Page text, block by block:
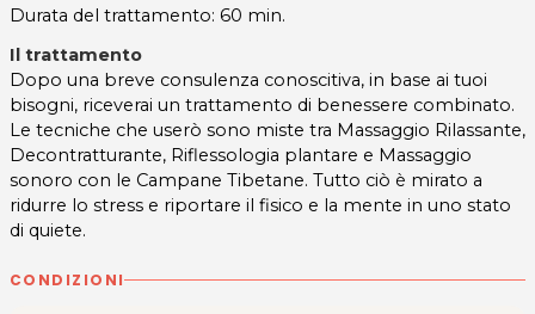
Durata del trattamento: 60 min.
Il trattamento
Dopo una breve consulenza conoscitiva, in base ai tuoi
bisogni, riceverai un trattamento di benessere combinato.
Le tecniche che userò sono miste tra Massaggio Rilassante,
Decontratturante, Riflessologia plantare e Massaggio
sonoro con le Campane Tibetane. Tutto ciò è mirato a
ridurre lo stress e riportare il fisico e la mente in uno stato
di quiete.
CONDIZIONI